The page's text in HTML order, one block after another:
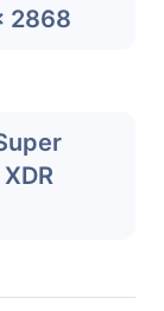
2868